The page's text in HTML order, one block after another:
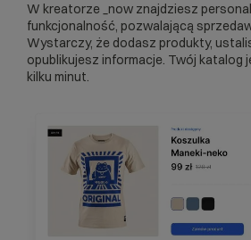
W kreatorze _now znajdziesz
funkcjonalność, pozwalającą
Wystarczy, że dodasz produkty,
opublikujesz informacje. Twój katalog
kilku minut.